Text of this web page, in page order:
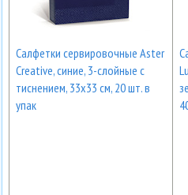
Салфетки сервировочные Aster
Creative, синие, 3-слойные с
тиснением, 33х33 см, 20 шт. в
упак